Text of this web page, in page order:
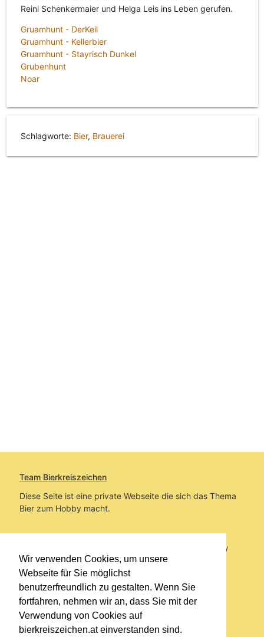
Wir verwenden Cookies, um unsere
Webseite für Sie möglichst
benutzerfreundlich zu gestalten. Wenn Sie
fortfahren, nehmen wir an, dass Sie mit der
Verwendung von Cookies auf
bierkreiszeichen.at einverstanden sind.
Reini Schenkermaier und Helga Leis ins Leben gerufen.
Gruamhunt - DerKeil
Gruamhunt - Kellerbier
Gruamhunt - Stayrisch Dunkel
Grubenhunt
Noar
Schlagworte: Bier, Brauerei
Team Bierkreiszeichen
Diese Seite ist eine private Webseite die sich das Thema
Bier zum Hobby macht.
Sie befinden sich auf https://www.bierkreiszeichen.at/
im Pfad:Übers Bier/Biersorten
Erstellt: 2019-05-13
Links